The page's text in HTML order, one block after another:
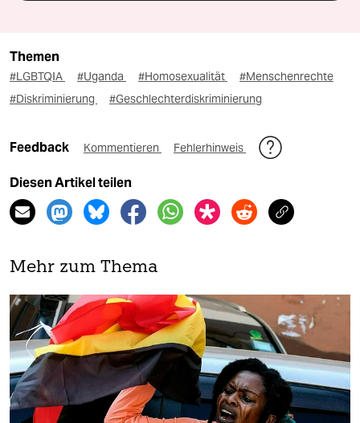
Themen
#LGBTQIA #Uganda #Homosexualität
#Menschenrechte
#Diskriminierung
#Geschlechterdiskriminierung
Feedback Kommentieren Fehlerhinweis
Diesen Artikel teilen
Mehr zum Thema